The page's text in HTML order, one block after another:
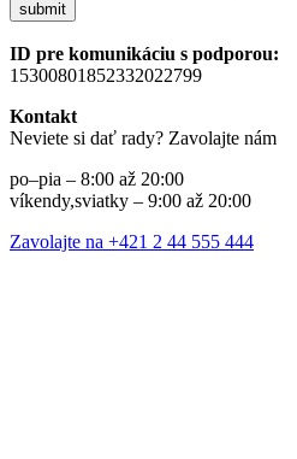
submit
ID pre komunikáciu s podporou:
15300801852332022799
Kontakt
Neviete si dať rady? Zavolajte nám
po–pia – 8:00 až 20:00
víkendy,sviatky – 9:00 až 20:00
Zavolajte na +421 2 44 555 444